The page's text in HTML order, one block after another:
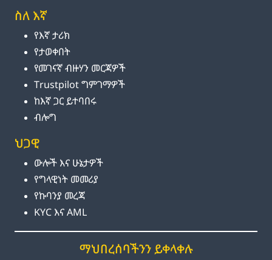
ስለ እኛ
የእኛ ታሪክ
የታወቀበት
የመገናኛ ብዙሃን መርጃዎች
Trustpilot ግምገማዎች
ከእኛ ጋር ይተባበሩ
ብሎግ
ህጋዊ
ውሎች እና ሁኔታዎች
የግላዊነት መመሪያ
የኩባንያ መረጃ
KYC እና AML
ማህበረሰባችንን ይቀላቀሉ